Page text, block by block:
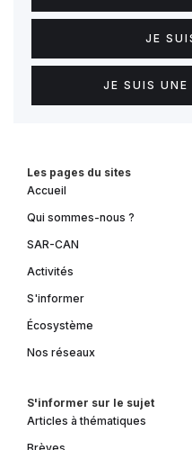
JE
JE SUIS UNE
Les pages du sites
Accueil
Qui sommes-nous ?
SAR-CAN
Activités
S'informer
Écosystème
Nos réseaux
S'informer sur le sujet
Articles à thématiques